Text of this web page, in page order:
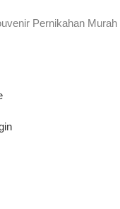
Pernikahan Murah